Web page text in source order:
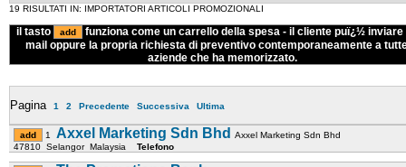
19 RISULTATI IN: IMPORTATORI ARTICOLI PROMOZIONALI
il tasto
funziona come un carrello della spesa - il cliente puï¿½ inviare
mail oppure la propria richiesta di preventivo contemporaneamente a
aziende che ha memorizzato.
Pagina 1 2 Precedente Successiva Ultima
1 Axxel Marketing Sdn Bhd
Axxel Marketing Sdn Bhd
47810 Selangor Malaysia Telefono